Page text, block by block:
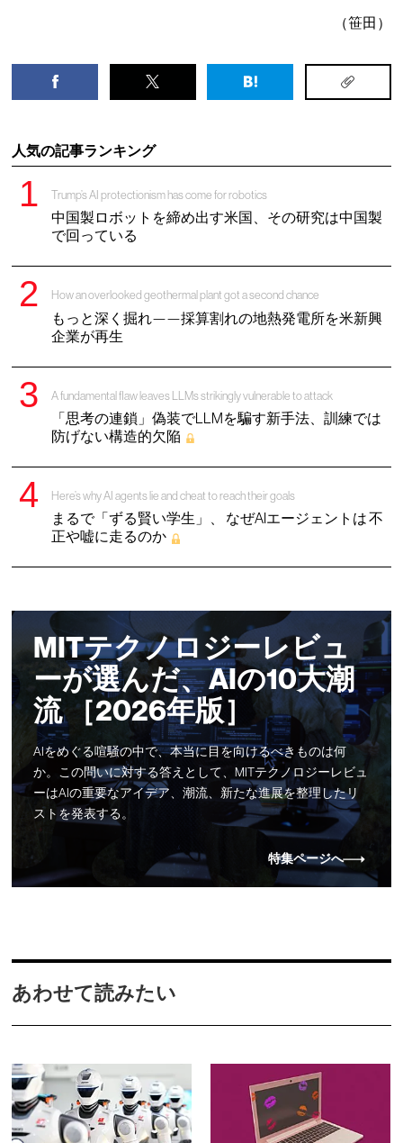
（笹田）
人気の記事ランキング
Trump’s AI protectionism has come for robotics
中国製ロボットを締め出す米国、その研究は中国製
で回っている
How an overlooked geothermal plant got a second chance
もっと深く掘れ——採算割れの地熱発電所を米新興
企業が再生
A fundamental flaw leaves LLMs strikingly vulnerable to attack
「思考の連鎖」偽装でLLMを騙す新手法、訓練では
防げない構造的欠陥
Here’s why AI agents lie and cheat to reach their goals
まるで「ずる賢い学生」、 なぜAIエージェントは 不
正や嘘に走るのか
MITテクノロジーレビュ
ーが選んだ、AIの10大潮
流 ［2026年版］
AIをめぐる喧騒の中で、本当に目を向けるべきものは何
か。この問いに対する答えとして、MITテクノロジーレビュ
ーはAIの重要なアイデア、潮流、新たな進展を整理したリ
ストを発表する。
特集ページへ
あわせて読みたい